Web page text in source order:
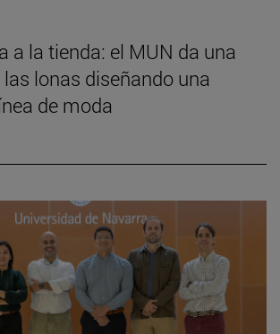
a la tienda: el MUN da una
lonas diseñando una
de moda